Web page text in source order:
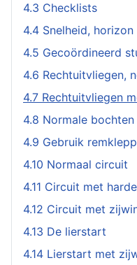
4.3 Checklists
4.4 Snelheid,
4.5 Gecoördineerd
4.6 Rechtuitvliegen,
4.7 Rechtuitvliegen
4.8 Normale
4.9 Gebruik
4.10 Normaal circuit
4.11 Circuit met
4.12 Circuit met
4.13 De lierstart
4.14 Lierstart met